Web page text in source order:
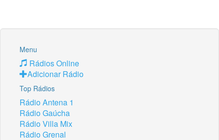
Menu
Rádios Online
Adicionar Rádio
Top Rádios
Rádio Antena 1
Rádio Gaúcha
Rádio Villa Mix
Rádio Grenal